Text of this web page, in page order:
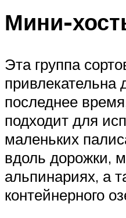
Мини-
Эта группа
привлекательна
последнее
подходит для
маленьких
вдоль дорожки,
альпинариях, а
контейнерного